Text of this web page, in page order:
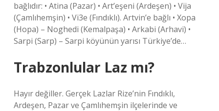
bağlıdır: • Atina (Pazar) • Art’eşeni (Ardeşen) • Vija
(Çamlıhemşin) • Vi3e (Fındıklı). Artvin’e bağlı • Xopa
(Hopa) – Noghedi (Kemalpaşa) • Arkabi (Arhavi) •
Sarpi (Sarp) – Sarpi köyünün yarısı Türkiye’de…
Trabzonlular Laz mı?
Hayır değiller. Gerçek Lazlar Rize’nin Fındıklı,
Ardeşen, Pazar ve Çamlıhemşin ilçelerinde ve